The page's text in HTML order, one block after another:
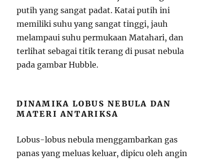
putih yang sangat padat. Katai putih ini
memiliki suhu yang sangat tinggi, jauh
melampaui suhu permukaan Matahari, dan
terlihat sebagai titik terang di pusat nebula
pada gambar Hubble.
DINAMIKA LOBUS NEBULA DAN
MATERI ANTARIKSA
Lobus-lobus nebula menggambarkan gas
panas yang meluas keluar, dipicu oleh angin